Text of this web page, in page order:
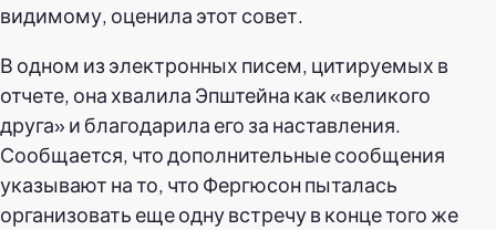
видимому, оценила этот совет.
В одном из электронных писем, цитируемых в
отчете, она хвалила Эпштейна как «великого
друга» и благодарила его за наставления.
Сообщается, что дополнительные сообщения
указывают на то, что Фергюсон пыталась
организовать еще одну встречу в конце того же